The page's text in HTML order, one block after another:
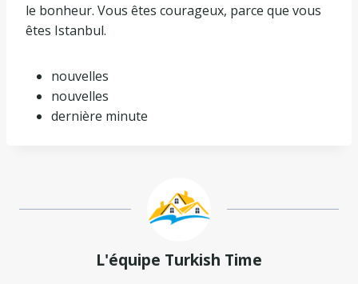
le bonheur. Vous êtes courageux, parce que vous
êtes Istanbul.
nouvelles
nouvelles
dernière minute
L'équipe Turkish Time